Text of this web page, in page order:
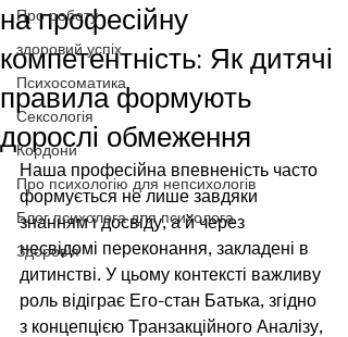
Про роботу
здоровий успіх
Психосоматика
Сексологія
Кордони
Про психологію для непсихологів
Блог психолога для психолога
Здоровʼя
на професійну
компетентність: Як дитячі
правила формують
дорослі обмеження
Наша професійна впевненість часто
формується не лише завдяки
знанням і досвіду, а й через
несвідомі переконання, закладені в
дитинстві. У цьому контексті важливу
роль відіграє Его-стан Батька, згідно
з концепцією Транзакційного Аналізу,